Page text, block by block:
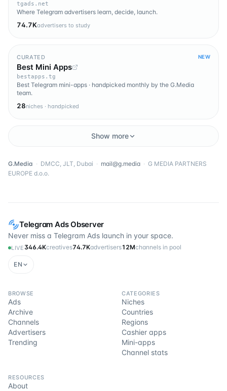
Telegram Ads Observer
Never miss a Telegram Ads launch in your space.
LIVE 346.4Kcreatives74.7Kadvertisers12Mchannels in pool
EN
BROWSE
Ads
Archive
Channels
Advertisers
Trending
CATEGORIES
Niches
Countries
Regions
Cashier apps
Mini-apps
Channel stats
RESOURCES
About
tgads.net
Where Telegram advertisers learn, decide, launch.
74.7Kadvertisers to study
CURATED NEW
Best Mini Apps
bestapps.tg
Best Telegram mini-apps · handpicked monthly by the G.Media
team.
28niches · handpicked
Show more
G.Media · DMCC, JLT, Dubai · mail@g.media · G MEDIA PARTNERS
EUROPE d.o.o.